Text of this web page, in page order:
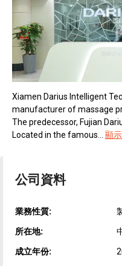
Xiamen Darius Intelligent
manufacturer of massage
The predecessor, Fujian
Located in the famous... 顯
公司資料
業務性質:
所在地:
成立年份: